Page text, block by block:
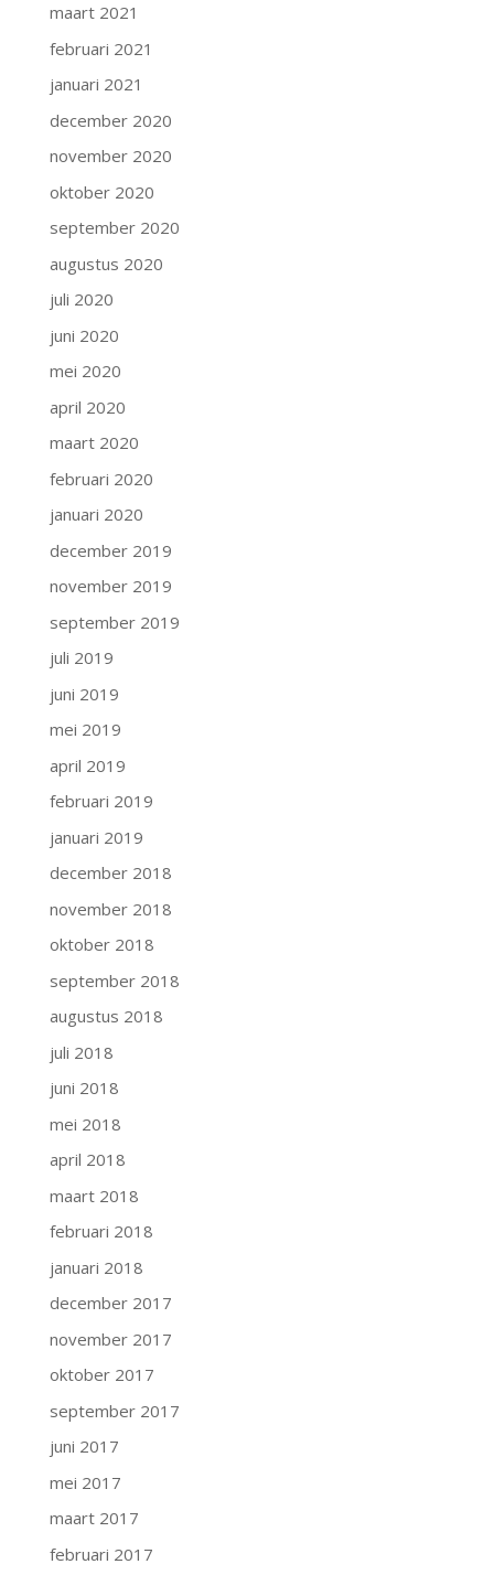
maart 2021
februari 2021
januari 2021
december 2020
november 2020
oktober 2020
september 2020
augustus 2020
juli 2020
juni 2020
mei 2020
april 2020
maart 2020
februari 2020
januari 2020
december 2019
november 2019
september 2019
juli 2019
juni 2019
mei 2019
april 2019
februari 2019
januari 2019
december 2018
november 2018
oktober 2018
september 2018
augustus 2018
juli 2018
juni 2018
mei 2018
april 2018
maart 2018
februari 2018
januari 2018
december 2017
november 2017
oktober 2017
september 2017
juni 2017
mei 2017
maart 2017
februari 2017